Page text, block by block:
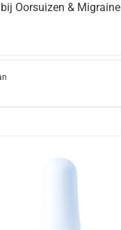
Oorsuizen & Migraine